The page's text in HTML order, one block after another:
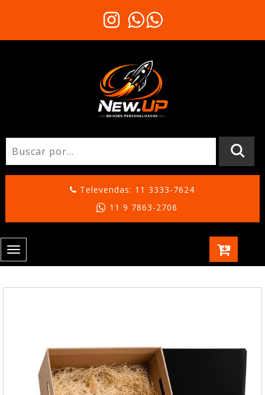
Televendas: 11 3333-7624
11 9 7863-2706
Toggle
navigation